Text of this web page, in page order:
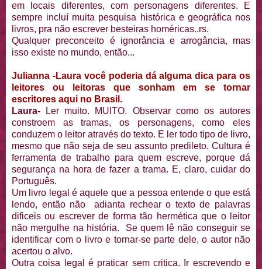
em locais diferentes, com personagens diferentes. E
sempre incluí muita pesquisa histórica e geográfica nos
livros, pra não escrever besteiras homéricas..rs.
Qualquer preconceito é ignorância e arrogância, mas
isso existe no mundo, então...
Julianna -Laura você poderia dá alguma dica para os
leitores ou leitoras que sonham em se tornar
escritores aqui no Brasil.
Laura-
Ler muito. MUITO. Observar como os autores
constroem as tramas, os personagens, como eles
conduzem o leitor através do texto. E ler todo tipo de livro,
mesmo que não seja de seu assunto predileto. Cultura é
ferramenta de trabalho para quem escreve, porque dá
segurança na hora de fazer a trama. E, claro, cuidar do
Português.
Um livro legal é aquele que a pessoa entende o que está
lendo, então não adianta rechear o texto de palavras
dificeis ou escrever de forma tão hermética que o leitor
não mergulhe na história. Se quem lê não conseguir se
identificar com o livro e tornar-se parte dele, o autor não
acertou o alvo.
Outra coisa legal é praticar sem critica. Ir escrevendo e